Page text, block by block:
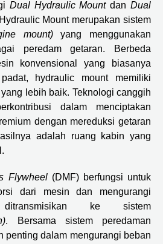
Dual Hydraulic MountdanDual
Mount merupakan sistem
mount)yang menggunakan
peredam getaran. Berbeda
konvensional yang biasanya
hydraulic mount memiliki
lebih baik. Teknologi canggih
dalam menciptakan
dengan mereduksi getaran
adalah ruang kabin yang
Flywheel (DMF) berfungsi untuk
dari mesin dan mengurangi
ke sistem
. Bersama sistem peredaman
penting dalam mengurangi beban